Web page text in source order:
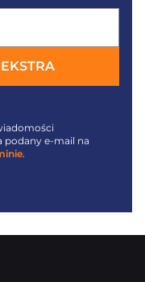
podany e-mail na
.